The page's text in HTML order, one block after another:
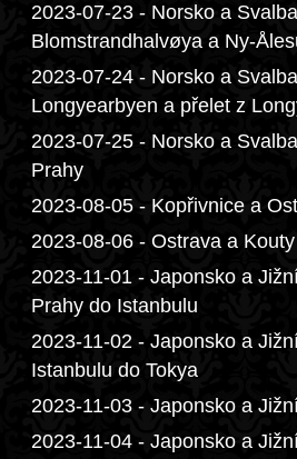
2023-07-23 - Norsko a
Blomstrandhalvøya a Ny-
2023-07-24 - Norsko a
Longyearbyen a přelet z
2023-07-25 - Norsko a
Prahy
2023-08-05 - Kopřivnice a
2023-08-06 - Ostrava a
2023-11-01 - Japonsko a
Prahy do Istanbulu
2023-11-02 - Japonsko a
Istanbulu do Tokya
2023-11-03 - Japonsko a
2023-11-04 - Japonsko a